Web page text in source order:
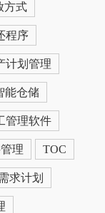
方式
程序
计划管理
能仓储
管理软件
理 TOC
求计划